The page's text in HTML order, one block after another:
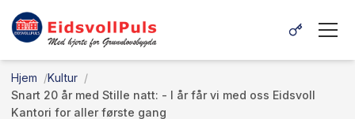
Hjem
Kultur
Snart 20 år med Stille natt: - I år får vi med oss Eidsvoll
Kantori for aller første gang